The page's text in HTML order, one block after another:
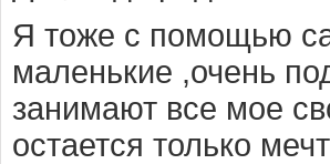
Я тоже с помощью
маленькие ,очень
занимают все мое
остается только